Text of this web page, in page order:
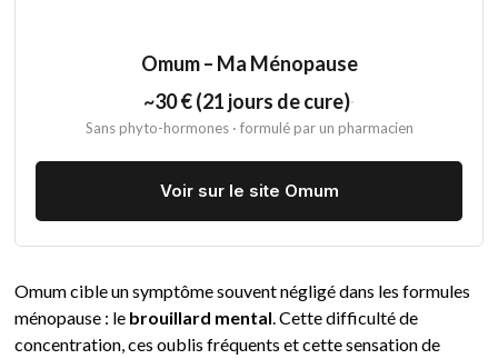
Omum – Ma Ménopause
~30 € (21 jours de cure)·
Sans phyto-hormones · formulé par un pharmacien
Voir sur le site Omum
Omum cible un symptôme souvent négligé dans les formules
ménopause : le brouillard mental. Cette difficulté de
concentration, ces oublis fréquents et cette sensation de